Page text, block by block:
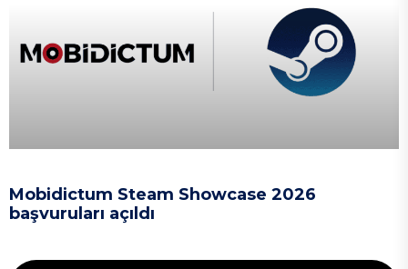
Mobidictum Steam Showcase 2026
başvuruları açıldı